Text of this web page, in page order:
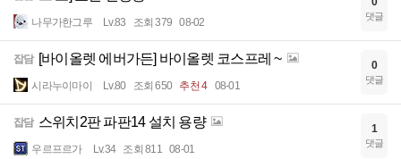
나무가한그루 Lv.83 조회 379 08-02 댓글
잡담 [바이올렛 에버가든] 바이올렛 코스프레 ~
시라누이마이 Lv.80 조회 650 추천 4 08-01
0
댓글
잡담 스위치2판 파판14 설치 용량
우르프르가 Lv.34 조회 811 08-01
1
댓글